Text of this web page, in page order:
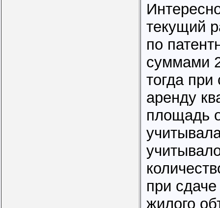
текущий
по
суммами
тогда при
аренду
площадь
при
жилого